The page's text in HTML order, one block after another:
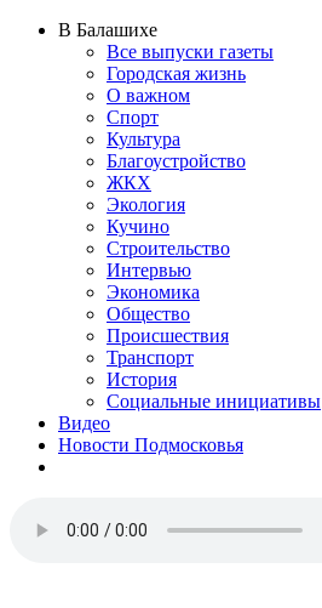
В Балашихе
Все выпуски газеты
Городская жизнь
О важном
Спорт
Культура
Благоустройство
ЖКХ
Экология
Кучино
Строительство
Интервью
Экономика
Общество
Происшествия
Транспорт
История
Социальные инициативы
Видео
Новости Подмосковья